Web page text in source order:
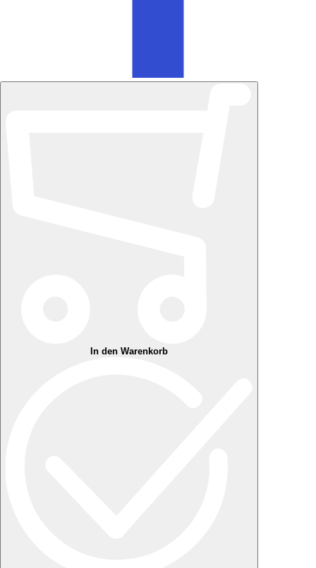
In den Warenkorb